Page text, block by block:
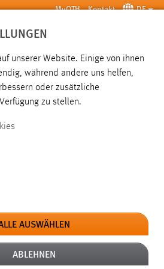
MyOTH Kontakt DE
SUCHE
BEWERBEN
News der OTH Amberg-Weiden
ZU BESUCH IM
Biologie stehen an
in Bayern
unserer Website. Einige von ihnen
während andere uns helfen,
oder zusätzliche
zu stellen.
AUSWÄHLEN
ABLEHNEN